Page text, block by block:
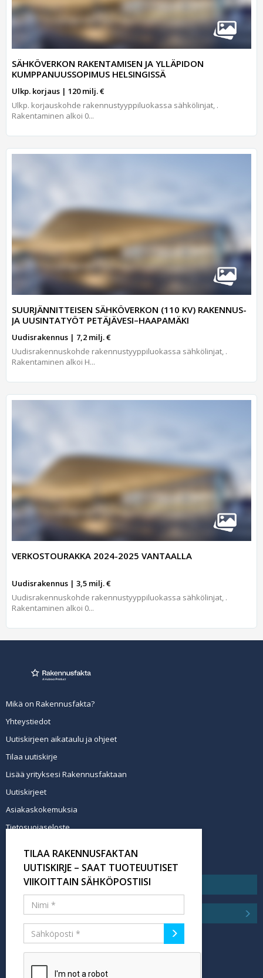
SÄHKÖVERKON RAKENTAMISEN JA YLLÄPIDON
KUMPPANUUSSOPIMUS HELSINGISSÄ
Ulkp. korjaus | 120 milj. €
Ulkp. korjauskohde rakennustyyppiluokassa sähkölinjat, .
Rakentaminen alkoi 0...
SUURJÄNNITTEISEN SÄHKÖVERKON (110 KV) RAKENNUS-
JA UUSINTATYÖT PETÄJÄVESI–HAAPAMÄKI
Uudisrakennus | 7,2 milj. €
Uudisrakennuskohde rakennustyyppiluokassa sähkölinjat, .
Rakentaminen alkoi H...
VERKOSTOURAKKA 2024-2025 VANTAALLA
Uudisrakennus | 3,5 milj. €
Uudisrakennuskohde rakennustyyppiluokassa sähkölinjat, .
Rakentaminen alkoi 0...
Mikä on Rakennusfakta?
Yhteystiedot
Uutiskirjeen aikataulu ja ohjeet
Tilaa uutiskirje
Lisää yrityksesi Rakennusfaktaan
Uutiskirjeet
Asiakaskokemuksia
Tietosuojaseloste
Tilaa uutiskirje
TILAA RAKENNUSFAKTAN
UUTISKIRJE – SAAT TUOTEUUTISET
VIIKOITTAIN SÄHKÖPOSTIISI